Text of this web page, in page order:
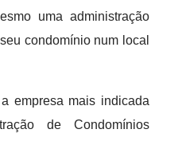
uma administração
condomínio num local
empresa mais indicada
de Condomínios